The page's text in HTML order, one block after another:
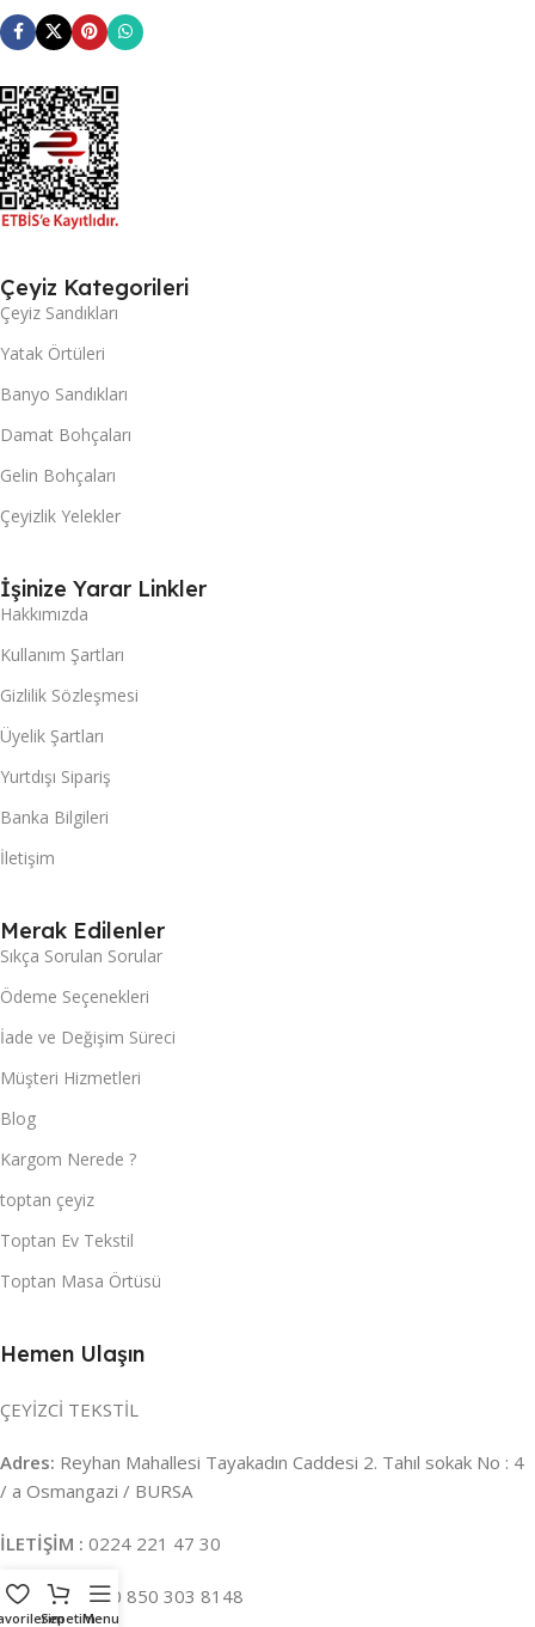
Çeyiz Kategorileri
Çeyiz Sandıkları
Yatak Örtüleri
Banyo Sandıkları
Damat Bohçaları
Gelin Bohçaları
Çeyizlik Yelekler
İşinize Yarar Linkler
Hakkımızda
Kullanım Şartları
Gizlilik Sözleşmesi
Üyelik Şartları
Yurtdışı Sipariş
Banka Bilgileri
İletişim
Merak Edilenler
Sıkça Sorulan Sorular
Ödeme Seçenekleri
İade ve Değişim Süreci
Müşteri Hizmetleri
Blog
Kargom Nerede ?
toptan çeyiz
Toptan Ev Tekstil
Toptan Masa Örtüsü
Hemen Ulaşın
ÇEYİZCİ TEKSTİL
Adres: Reyhan Mahallesi Tayakadın Caddesi 2. Tahıl sokak No : 4
/ a Osmangazi / BURSA
İLETİŞİM : 0224 221 47 30
WHATSAPP :0 850 303 8148
SepetimMenu